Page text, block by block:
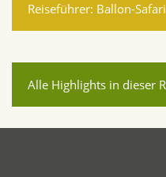
Reiseführer: Ballon-Safari
Alle Highlights in dieser